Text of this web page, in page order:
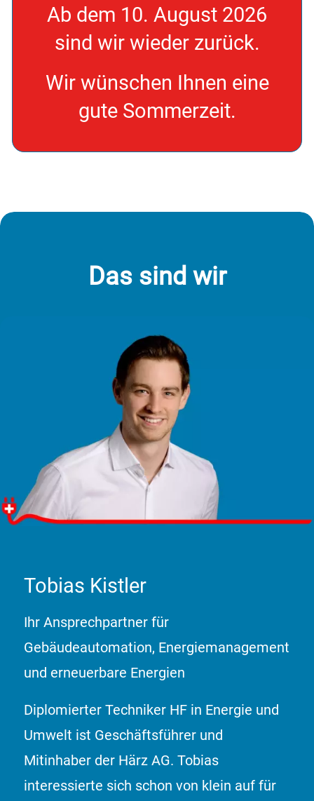
Ab dem 10. August 2026
sind wir wieder zurück.
Wir wünschen Ihnen eine
gute Sommerzeit.
Das sind wir
«Das bin ich. Machen Sie sich einen Eindruck von mir
und klicken Sie das Foto an»
Tobias Kistler
Ihr Ansprechpartner für
Gebäudeautomation, Energiemanagement
und erneuerbare Energien
Diplomierter Techniker HF in Energie und
Umwelt ist Geschäftsführer und
Mitinhaber der Härz AG. Tobias
interessierte sich schon von klein auf für